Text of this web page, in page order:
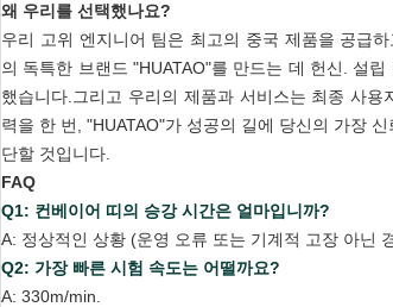
왜 우리를 선택했나요?
우리 고위 엔지니어 팀은 최고의 중국 제품을 공급
의 독특한 브랜드 "HUATAO"를 만드는 데 헌신. 설
했습니다.그리고 우리의 제품과 서비스는 최종 사
력을 한 번, "HUATAO"가 성공의 길에 당신의 가장
단할 것입니다.
FAQ
Q1: 컨베이어 띠의 승강 시간은 얼마입니까?
A: 정상적인 상황 (운영 오류 또는 기계적 고장 아닌
Q2: 가장 빠른 시험 속도는 어떨까요?
A: 330m/min.